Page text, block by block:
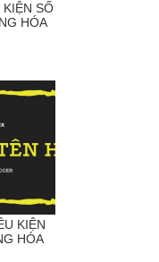
SỐ
HÓA
KIỆN
HÓA